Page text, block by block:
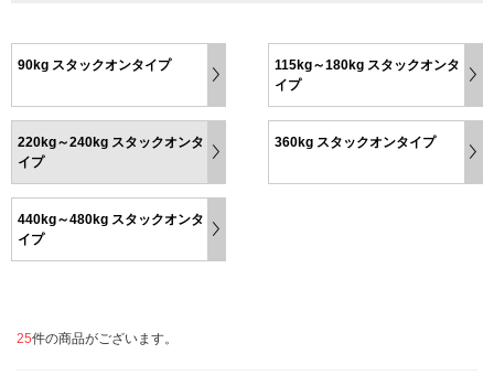
90kg スタックオンタイプ
115kg～180kg スタックオンタ
イプ
220kg～240kg スタックオンタ
イプ
360kg スタックオンタイプ
440kg～480kg スタックオンタ
イプ
25件の商品がございます。